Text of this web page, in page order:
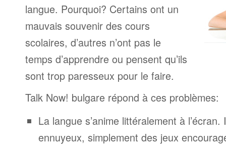
langue. Pourquoi? Certains ont un
mauvais souvenir des cours
scolaires, d’autres n’ont pas le
temps d’apprendre ou pensent qu’ils
sont trop paresseux pour le faire.
Talk Now! bulgare répond à ces problèmes:
La langue s’anime littéralement à l’écran.
ennuyeux, simplement des jeux